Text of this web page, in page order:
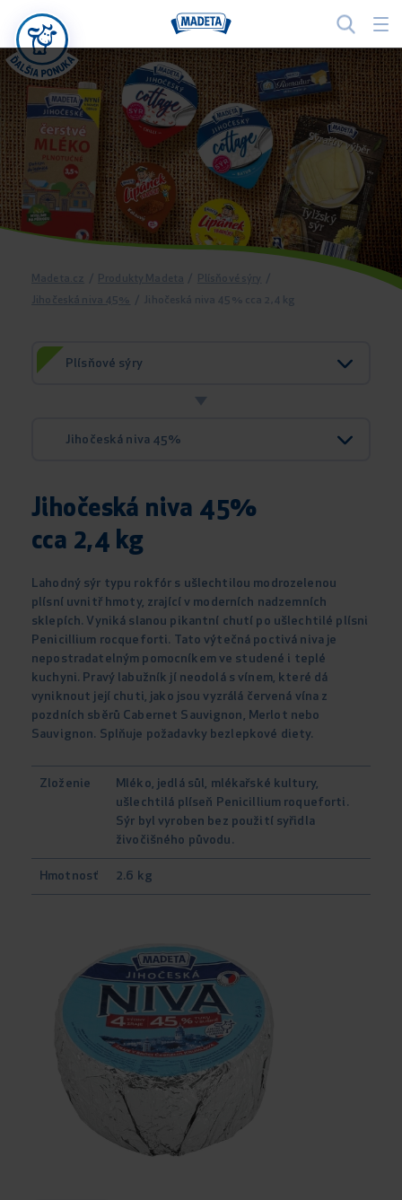
Madeta.cz / Produkty Madeta / Plísňové sýry /
Jihočeská niva 45% / Jihočeská niva 45% cca 2,4 kg
Plísňové sýry
Jihočeská niva 45%
Jihočeská niva 45%
cca 2,4 kg
Lahodný sýr typu rokfór s ušlechtilou modrozelenou
plísní uvnitř hmoty, zrající v moderních nadzemních
sklepích. Vyniká slanou pikantní chutí po ušlechtilé plísni
Penicillium rocqueforti. Tato výtečná poctivá niva je
nepostradatelným pomocníkem ve studené i teplé
kuchyni. Pravý labužník jí neodolá s vínem, které dá
vyniknout její chuti, jako jsou vyzrálá červená vína z
pozdních sběrů Cabernet Sauvignon, Merlot nebo
Sauvignon. Splňuje požadavky bezlepkové diety.
Zloženie
Mléko, jedlá sůl, mlékařské kultury,
ušlechtilá plíseň Penicillium roqueforti.
Sýr byl vyroben bez použití syřidla
živočišného původu.
Hmotnosť 2.6 kg